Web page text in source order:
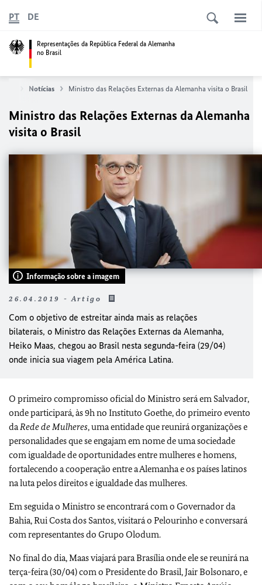
Representações da República Federal da Alemanha
no Brasil
PT DE
Notícias Ministro das Relações Externas da Alemanha visita o Brasil
Ministro das Relações Externas da Alemanha
visita o Brasil
Informação sobre a imagem
26.04.2019 - Artigo
Com o objetivo de estreitar ainda mais as relações
bilaterais, o Ministro das Relações Externas da Alemanha,
Heiko Maas, chegou ao Brasil nesta segunda-feira (29/04)
onde inicia sua viagem pela América Latina.
O primeiro compromisso oficial do Ministro será em Salvador,
onde participará, às 9h no Instituto Goethe, do primeiro evento
da Rede de Mulheres, uma entidade que reunirá organizações e
personalidades que se engajam em nome de uma sociedade
com igualdade de oportunidades entre mulheres e homens,
fortalecendo a cooperação entre a Alemanha e os países latinos
na luta pelos direitos e igualdade das mulheres.
Em seguida o Ministro se encontrará com o Governador da
Bahia, Rui Costa dos Santos, visitará o Pelourinho e conversará
com representantes do Grupo Olodum.
No final do dia, Maas viajará para Brasília onde ele se reunirá na
terça-feira (30/04) com o Presidente do Brasil, Jair Bolsonaro, e